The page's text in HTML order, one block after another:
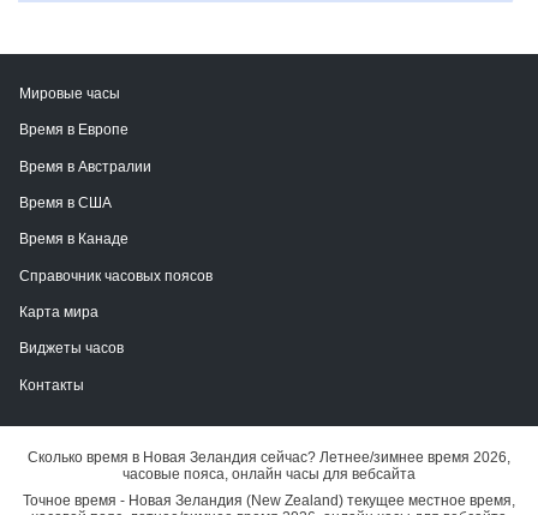
Мировые часы
Время в Европе
Время в Австралии
Время в США
Время в Канаде
Справочник часовых поясов
Карта мира
Виджеты часов
Контакты
Сколько время в Новая Зеландия сейчас? Летнее/зимнее время 2026,
часовые пояса, онлайн часы для вебсайта
Точное время - Новая Зеландия (New Zealand) текущее местное время,